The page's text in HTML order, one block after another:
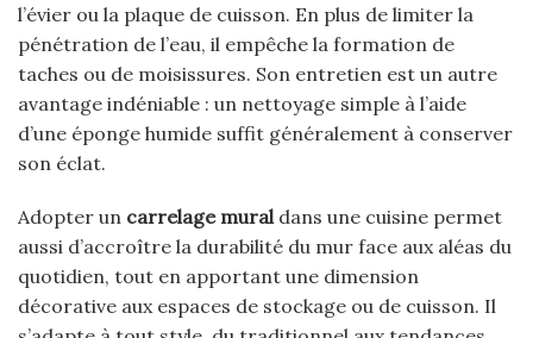
l’évier ou la plaque de cuisson. En plus de limiter la
pénétration de l’eau, il empêche la formation de
taches ou de moisissures. Son entretien est un autre
avantage indéniable : un nettoyage simple à l’aide
d’une éponge humide suffit généralement à conserver
son éclat.
Adopter un carrelage muraldans une cuisine permet
aussi d’accroître la durabilité du mur face aux aléas du
quotidien, tout en apportant une dimension
décorative aux espaces de stockage ou de cuisson. Il